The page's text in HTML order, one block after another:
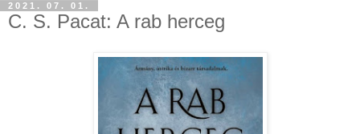
2021. 07. 01.
C. S. Pacat: A rab herceg